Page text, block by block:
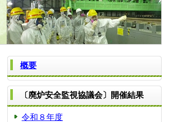
概要
〔廃炉安全監視協議会〕開催結果
令和８年度